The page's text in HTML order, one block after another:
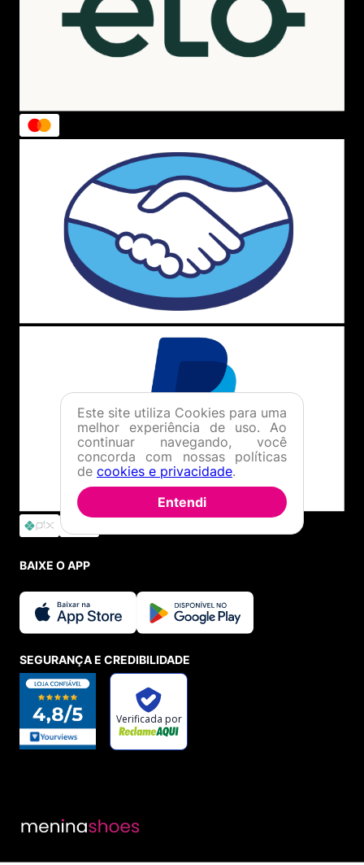
BAIXE O APP
SEGURANÇA E CREDIBILIDADE
Este site utiliza Cookies para uma
melhor experiência de uso. Ao
continuar navegando, você
concorda com nossas políticas
de cookies e privacidade.
Entendi